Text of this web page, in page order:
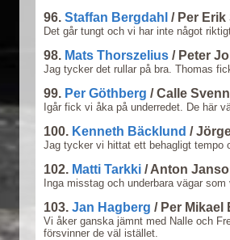
96. Staffan Bergdahl / Per Erik
Det går tungt och vi har inte något
98. Mats Thorszelius / Peter
Jag tycker det rullar på bra. Thomas
99. Per Göthberg / Calle
Igår fick vi åka på underredet. De här
100. Kenneth Bäcklund /
Jag tycker vi hittat ett behagligt tempo
102. Matti Tarkki / Anton
Inga misstag och underbara vägar som
103. Jan Hagberg / Per Mikael
Vi åker ganska jämnt med Nalle och
försvinner de väl istället.